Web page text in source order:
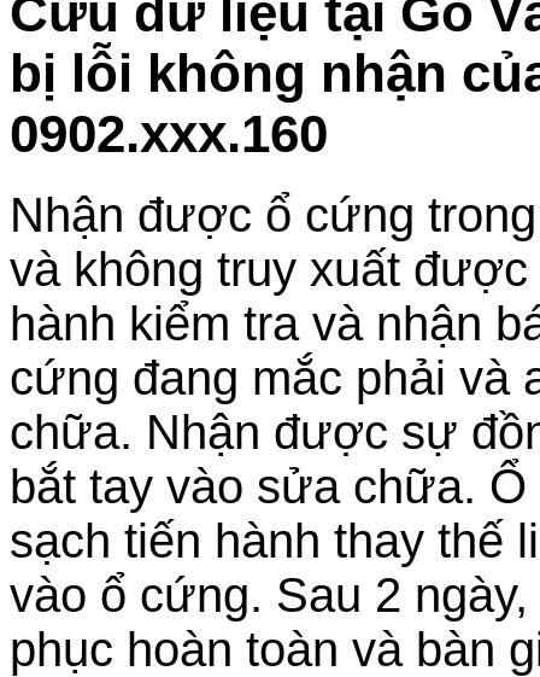
Cứu dữ liệu tại Gò
bị lỗi không nhận
0902.xxx.160
Nhận được ổ cứng
và không truy xuất
hành kiểm tra và nhận
cứng đang mắc phải và
chữa. Nhận được sự
bắt tay vào sửa chữa.
sạch tiến hành thay thế
vào ổ cứng. Sau 2
phục hoàn toàn và bàn